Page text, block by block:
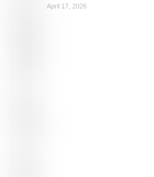
April 17, 2026